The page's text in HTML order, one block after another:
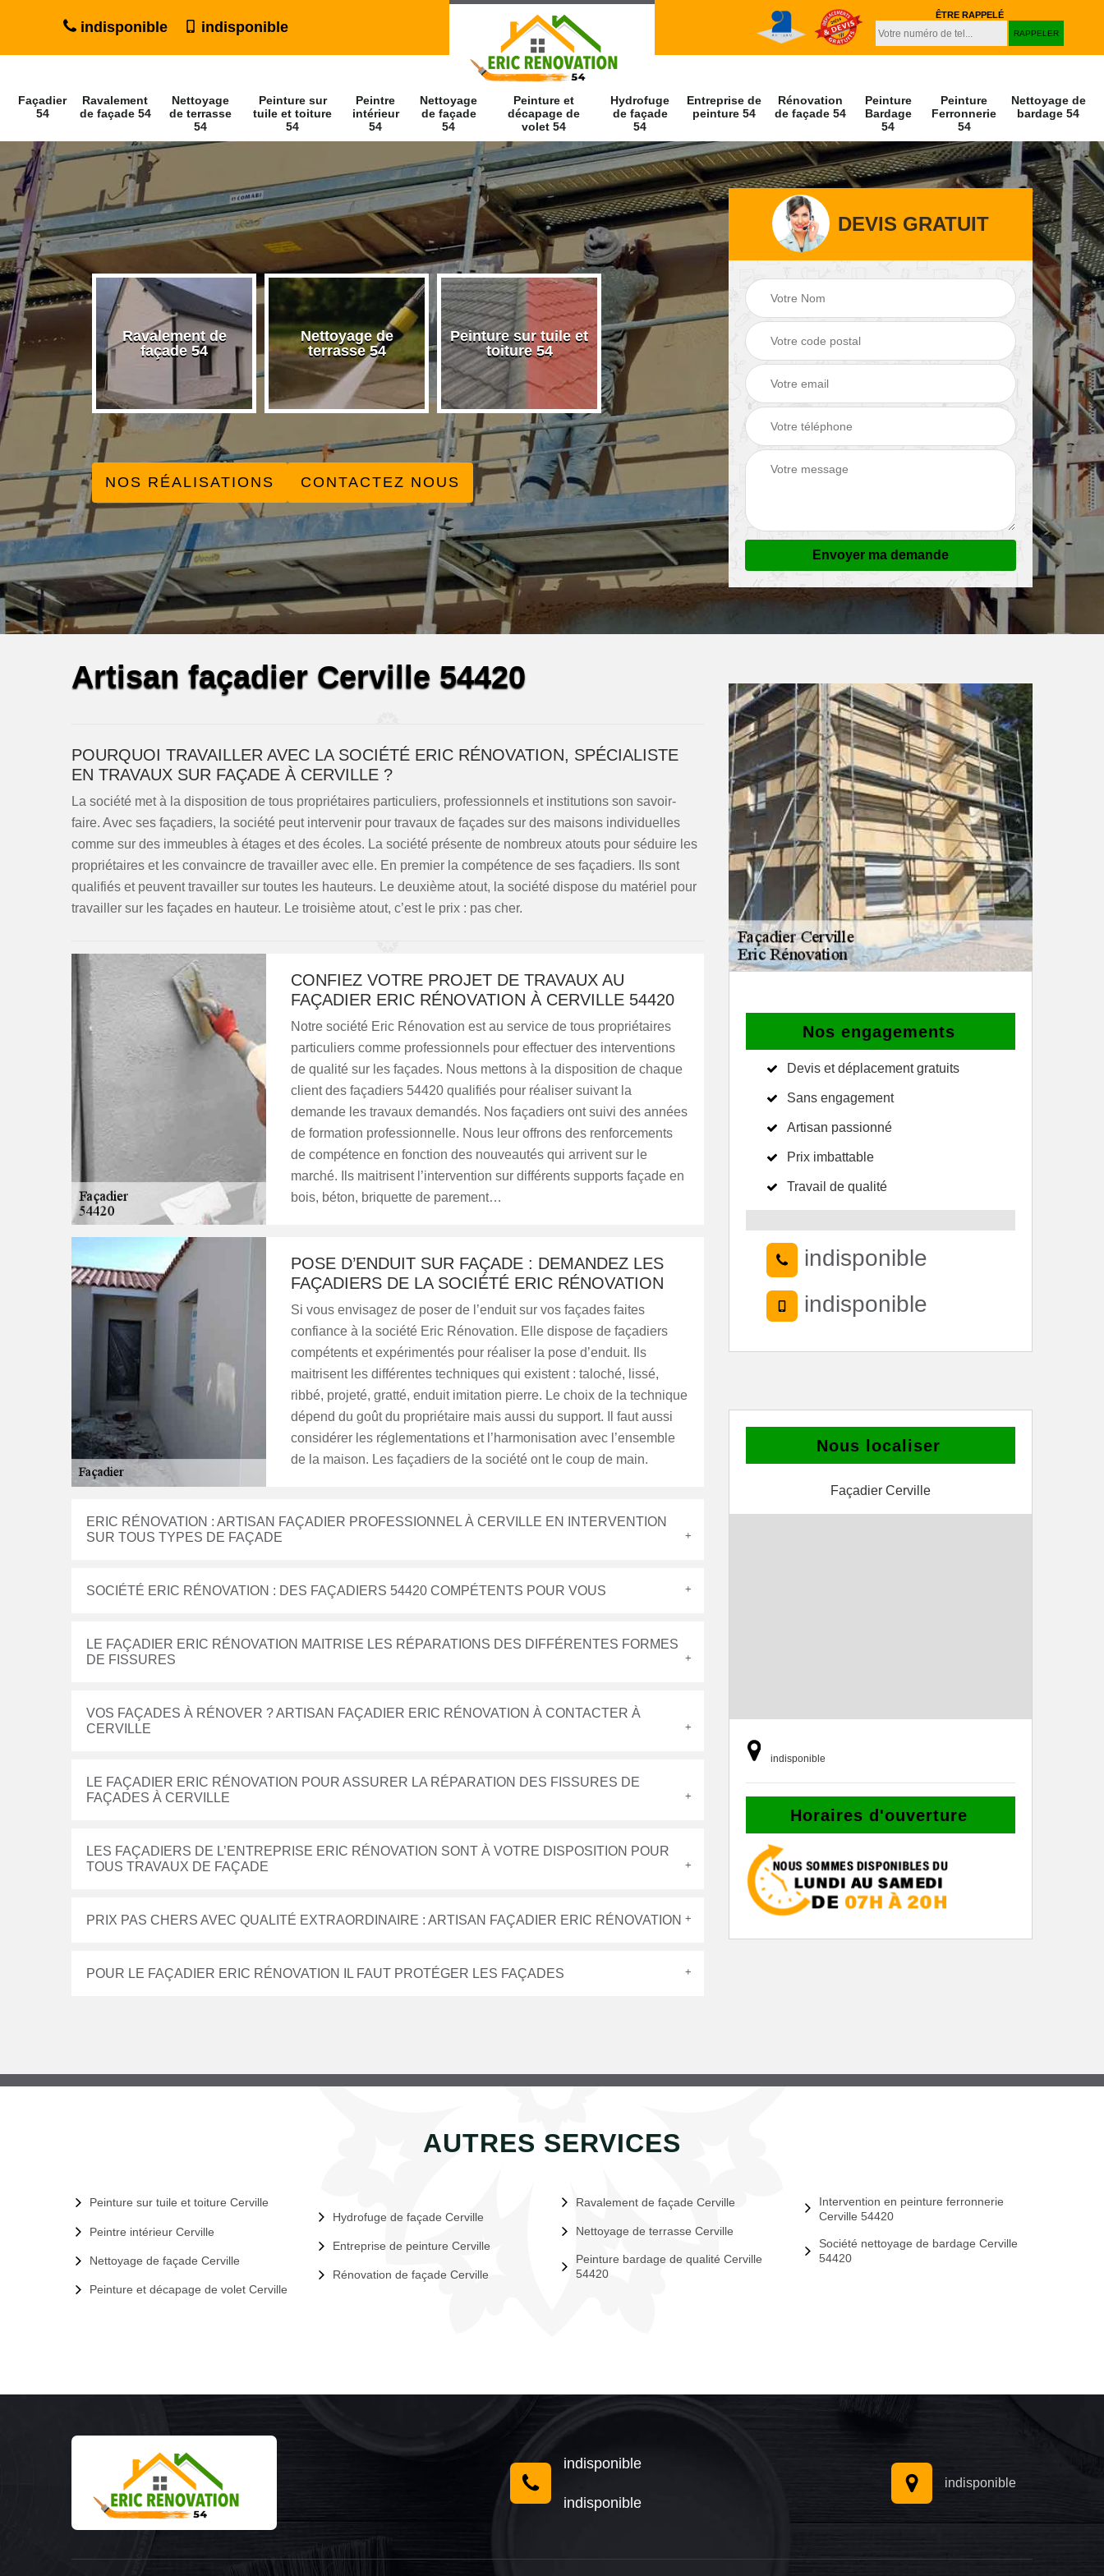
indisponible indisponible
ÊTRE RAPPELÉ
Façadier
54
Ravalement
de façade 54
Nettoyage
de terrasse
54
Peinture sur
tuile et toiture
54
Peintre
intérieur
54
Nettoyage
de façade
54
Peinture et
décapage de
volet 54
Hydrofuge
de façade
54
Entreprise de
peinture 54
Rénovation
de façade 54
Peinture
Bardage
54
Peinture
Ferronnerie
54
Nettoyage de
bardage 54
54
Ravalement de
façade 54
Nettoyage de
terrasse 54
Peinture sur tuile et
toiture 54
Peintre intérieur 54
Nettoyage de
façade 54
Peinture et
décapage de volet
NOS RÉALISATIONS CONTACTEZ NOUS
DEVIS GRATUIT
Artisan façadier Cerville 54420
POURQUOI TRAVAILLER AVEC LA SOCIÉTÉ ERIC RÉNOVATION, SPÉCIALISTE
EN TRAVAUX SUR FAÇADE À CERVILLE ?
La société met à la disposition de tous propriétaires particuliers, professionnels et institutions son savoir-
faire. Avec ses façadiers, la société peut intervenir pour travaux de façades sur des maisons individuelles
comme sur des immeubles à étages et des écoles. La société présente de nombreux atouts pour séduire les
propriétaires et les convaincre de travailler avec elle. En premier la compétence de ses façadiers. Ils sont
qualifiés et peuvent travailler sur toutes les hauteurs. Le deuxième atout, la société dispose du matériel pour
travailler sur les façades en hauteur. Le troisième atout, c’est le prix : pas cher.
CONFIEZ VOTRE PROJET DE TRAVAUX AU
FAÇADIER ERIC RÉNOVATION À CERVILLE 54420
Notre société Eric Rénovation est au service de tous propriétaires
particuliers comme professionnels pour effectuer des interventions
de qualité sur les façades. Nous mettons à la disposition de chaque
client des façadiers 54420 qualifiés pour réaliser suivant la
demande les travaux demandés. Nos façadiers ont suivi des années
de formation professionnelle. Nous leur offrons des renforcements
de compétence en fonction des nouveautés qui arrivent sur le
marché. Ils maitrisent l’intervention sur différents supports façade en
bois, béton, briquette de parement…
POSE D’ENDUIT SUR FAÇADE : DEMANDEZ LES
FAÇADIERS DE LA SOCIÉTÉ ERIC RÉNOVATION
Si vous envisagez de poser de l’enduit sur vos façades faites
confiance à la société Eric Rénovation. Elle dispose de façadiers
compétents et expérimentés pour réaliser la pose d’enduit. Ils
maitrisent les différentes techniques qui existent : taloché, lissé,
ribbé, projeté, gratté, enduit imitation pierre. Le choix de la technique
dépend du goût du propriétaire mais aussi du support. Il faut aussi
considérer les réglementations et l’harmonisation avec l’ensemble
de la maison. Les façadiers de la société ont le coup de main.
ERIC RÉNOVATION : ARTISAN FAÇADIER PROFESSIONNEL À CERVILLE EN INTERVENTION
SUR TOUS TYPES DE FAÇADE
SOCIÉTÉ ERIC RÉNOVATION : DES FAÇADIERS 54420 COMPÉTENTS POUR VOUS
LE FAÇADIER ERIC RÉNOVATION MAITRISE LES RÉPARATIONS DES DIFFÉRENTES FORMES
DE FISSURES
VOS FAÇADES À RÉNOVER ? ARTISAN FAÇADIER ERIC RÉNOVATION À CONTACTER À
CERVILLE
LE FAÇADIER ERIC RÉNOVATION POUR ASSURER LA RÉPARATION DES FISSURES DE
FAÇADES À CERVILLE
LES FAÇADIERS DE L’ENTREPRISE ERIC RÉNOVATION SONT À VOTRE DISPOSITION POUR
TOUS TRAVAUX DE FAÇADE
PRIX PAS CHERS AVEC QUALITÉ EXTRAORDINAIRE : ARTISAN FAÇADIER ERIC RÉNOVATION
POUR LE FAÇADIER ERIC RÉNOVATION IL FAUT PROTÉGER LES FAÇADES
Nos engagements
Devis et déplacement gratuits
Sans engagement
Artisan passionné
Prix imbattable
Travail de qualité
indisponible
indisponible
Nous localiser
Façadier Cerville
indisponible
Horaires d'ouverture
AUTRES SERVICES
Peinture sur tuile et toiture Cerville
Peintre intérieur Cerville
Nettoyage de façade Cerville
Peinture et décapage de volet Cerville
Hydrofuge de façade Cerville
Entreprise de peinture Cerville
Rénovation de façade Cerville
Ravalement de façade Cerville
Nettoyage de terrasse Cerville
Peinture bardage de qualité Cerville
54420
Intervention en peinture ferronnerie
Cerville 54420
Société nettoyage de bardage Cerville
54420
indisponible
indisponible
indisponible